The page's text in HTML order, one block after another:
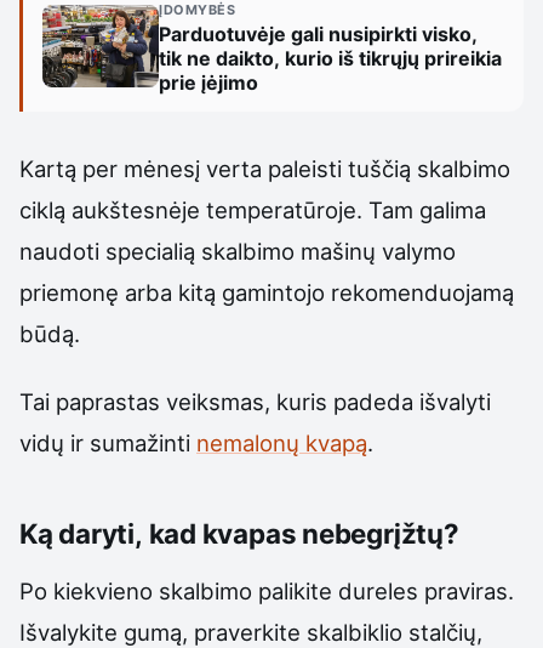
ĮDOMYBĖS
Parduotuvėje gali nusipirkti visko,
tik ne daikto, kurio iš tikrųjų prireikia
prie įėjimo
Kartą per mėnesį verta paleisti tuščią skalbimo
ciklą aukštesnėje temperatūroje. Tam galima
naudoti specialią skalbimo mašinų valymo
priemonę arba kitą gamintojo rekomenduojamą
būdą.
Tai paprastas veiksmas, kuris padeda išvalyti
vidų ir sumažinti nemalonų kvapą.
Ką daryti, kad kvapas nebegrįžtų?
Po kiekvieno skalbimo palikite dureles praviras.
Išvalykite gumą, praverkite skalbiklio stalčių,